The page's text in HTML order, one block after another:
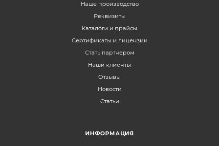
Наше производство
Реквизиты
Каталоги и прайсы
Сертификаты и лицензии
Стать партнером
Наши клиенты
Отзывы
Новости
Статьи
ИНФОРМАЦИЯ